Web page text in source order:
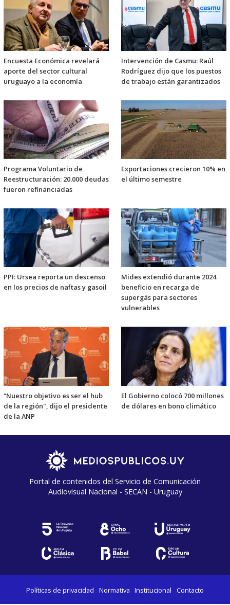
Encuesta Económica revelará
aporte del sector cultural
uruguayo a la economía
Intervención de Casmu: Raúl
Rodríguez dijo que los puestos
de trabajo están garantizados
Programa Voluntario de
Reestructuración: 20.000 deudas
fueron refinanciadas
Exportaciones crecieron 10% en
el último semestre
PPI: Ursea reporta un descenso
en los precios de naftas y gasoil
Mides extendió durante 2024
beneficio en recarga de
supergás para sectores
vulnerables
“Nuestro objetivo es ser el hub
de la región", dijo el presidente
de la ANP
El Gobierno colocó 700 millones
de dólares en bono climático
Portal de contenidos del Servicio de Comunicación
Audiovisual Nacional - SECAN - Uruguay
Políticas de privacidad Normativa Institucional Contacto